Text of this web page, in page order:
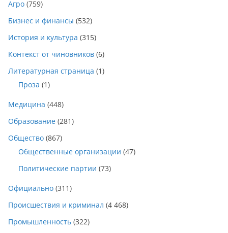
Агро (759)
Бизнес и финансы (532)
История и культура (315)
Контекст от чиновников (6)
Литературная страница (1)
Проза (1)
Медицина (448)
Образование (281)
Общество (867)
Общественные организации (47)
Политические партии (73)
Официально (311)
Происшествия и криминал (4 468)
Промышленность (322)